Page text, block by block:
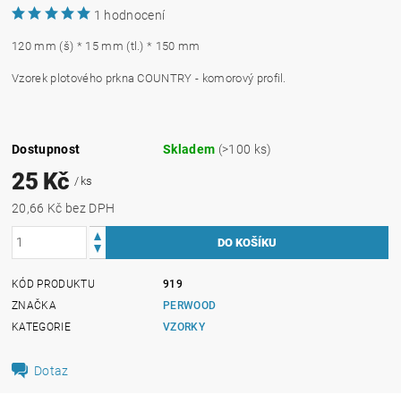
1 hodnocení
120 mm (š) * 15 mm (tl.) * 150 mm
Vzorek plotového prkna COUNTRY - komorový profil.
Dostupnost Skladem (>100 ks)
25 Kč/ ks
20,66 Kč bez DPH
KÓD PRODUKTU
919
ZNAČKA
PERWOOD
KATEGORIE
VZORKY
Dotaz